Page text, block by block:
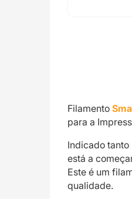
Filamento
para a
Indicado
está a
Este é um
qualidade.